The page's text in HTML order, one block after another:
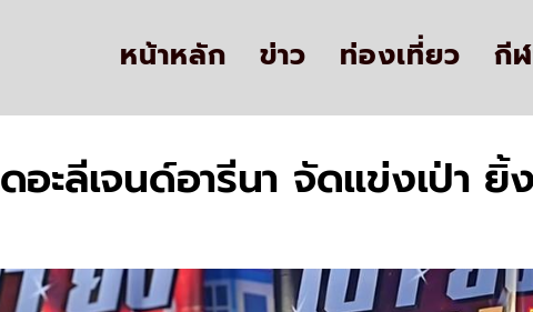
หน้าหลัก ข่าว ท่องเที่ยว กี
ะลีเจนด์อารีนา จัดแข่งเป่า